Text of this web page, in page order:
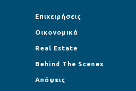
Επιχειρήσεις
Οικονομικά
Real Estate
Behind The Scenes
Απόψεις